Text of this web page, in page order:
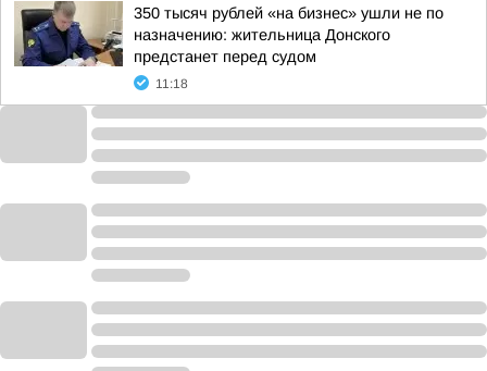
350 тысяч рублей «на бизнес» ушли не по
назначению: жительница Донского
предстанет перед судом
11:18